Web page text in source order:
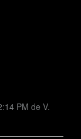
PM de V.